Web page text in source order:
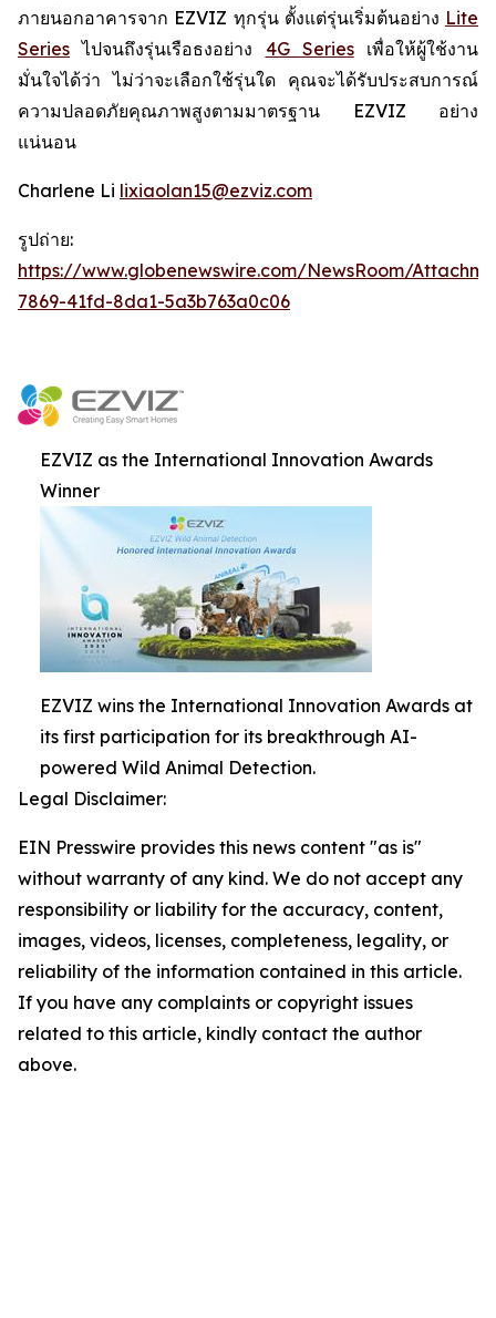
ภายนอกอาคารจาก EZVIZ ทุกรุ่น ตั้งแต่รุ่นเริ่มต้นอย่าง Lite
Series ไปจนถึงรุ่นเรือธงอย่าง 4G Seriesเพื่อให้ผู้ใช้งาน
มั่นใจได้ว่า ไม่ว่าจะเลือกใช้รุ่นใด คุณจะได้รับประสบการณ์
ความปลอดภัยคุณภาพสูงตามมาตรฐาน EZVIZ อย่าง
แน่นอน
Charlene Li lixiaolan15@ezviz.com
รูปถ่าย:
https://www.globenewswire.com/NewsRoom/
7869-41fd-8da1-5a3b763a0c06
EZVIZ as the International Innovation Awards
Winner
EZVIZ wins the International Innovation Awards at
its first participation for its breakthrough AI-
powered Wild Animal Detection.
Legal Disclaimer:
EIN Presswire provides this news content "as is"
without warranty of any kind. We do not accept any
responsibility or liability for the accuracy, content,
images, videos, licenses, completeness, legality, or
reliability of the information contained in this article.
If you have any complaints or copyright issues
related to this article, kindly contact the author
above.